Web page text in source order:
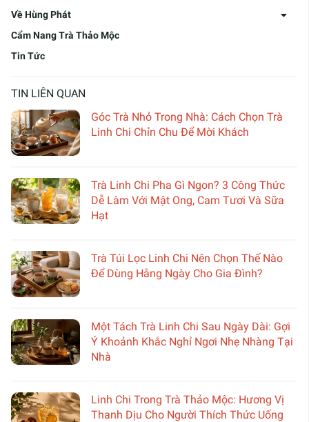
Về Hùng Phát
Cẩm Nang Trà Thảo Mộc
Tin Tức
TIN LIÊN QUAN
Góc Trà Nhỏ Trong Nhà: Cách Chọn Trà
Linh Chi Chỉn Chu Để Mời Khách
Trà Linh Chi Pha Gì Ngon? 3 Công Thức
Dễ Làm Với Mật Ong, Cam Tươi Và Sữa
Hạt
Trà Túi Lọc Linh Chi Nên Chọn Thế Nào
Để Dùng Hằng Ngày Cho Gia Đình?
Một Tách Trà Linh Chi Sau Ngày Dài: Gợi
Ý Khoảnh Khắc Nghỉ Ngơi Nhẹ Nhàng Tại
Nhà
Linh Chi Trong Trà Thảo Mộc: Hương Vị
Thanh Dịu Cho Người Thích Thức Uống